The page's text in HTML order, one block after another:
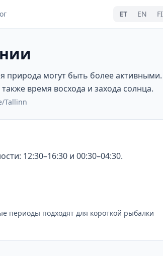
Поиск города
ET EN FI
природа могут быть более активными.
время восхода и захода солнца.
Tallinn
12:30–16:30 и 00:30–04:30.
подходят для короткой рыбалки